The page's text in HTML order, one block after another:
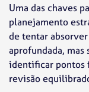
Uma das chaves
planejamento
de tentar
aprofundada,
identificar pontos
revisão